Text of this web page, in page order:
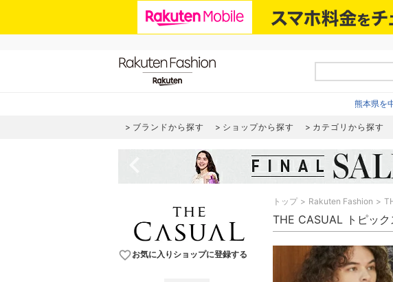
熊本県を
ブランドから探す ショップから探す カテゴリから探す
favorite_borderお気に入りショップに登録する
トップ Rakuten Fashion
THE CASUAL トピック